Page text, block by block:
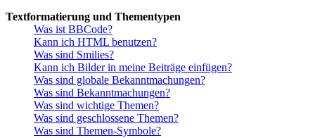
Textformatierung und Thementypen
Was ist BBCode?
Kann ich HTML benutzen?
Was sind Smilies?
Kann ich Bilder in meine Beiträge einfügen?
Was sind globale Bekanntmachungen?
Was sind Bekanntmachungen?
Was sind wichtige Themen?
Was sind geschlossene Themen?
Was sind Themen-Symbole?